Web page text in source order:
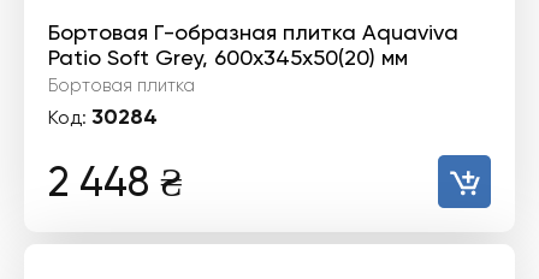
Бортовая Г-образная плитка Aquaviva
Patio Soft Grey, 600x345x50(20) мм
Бортовая плитка
Код: 30284
2 448 ₴